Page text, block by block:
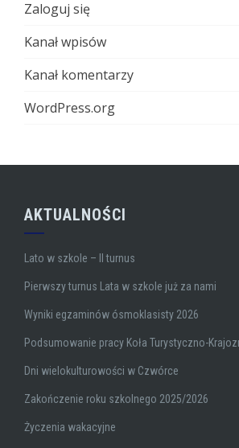
Zaloguj się
Kanał wpisów
Kanał komentarzy
WordPress.org
AKTUALNOŚCI
Lato w szkole – II turnus
Pierwszy turnus Lata w szkole już za nami
Wyniki egzaminów ósmoklasisty 2026
Podsumowanie pracy Koła Turystyczno-
Dni wielokulturowości w Czwórce
Zakończenie roku szkolnego 2025/2026
Życzenia wakacyjne